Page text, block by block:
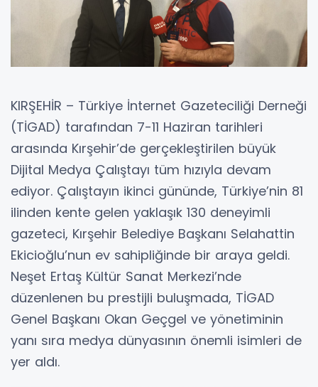
KIRŞEHİR – Türkiye İnternet Gazeteciliği Derneği
(TİGAD) tarafından 7-11 Haziran tarihleri
arasında Kırşehir’de gerçekleştirilen büyük
Dijital Medya Çalıştayı tüm hızıyla devam
ediyor. Çalıştayın ikinci gününde, Türkiye’nin 81
ilinden kente gelen yaklaşık 130 deneyimli
gazeteci, Kırşehir Belediye Başkanı Selahattin
Ekicioğlu’nun ev sahipliğinde bir araya geldi.
​Neşet Ertaş Kültür Sanat Merkezi’nde
düzenlenen bu prestijli buluşmada, TİGAD
Genel Başkanı Okan Geçgel ve yönetiminin
yanı sıra medya dünyasının önemli isimleri de
yer aldı.